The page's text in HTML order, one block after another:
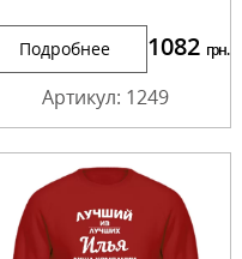
Подробнее 1082 грн.
Артикул: 1249